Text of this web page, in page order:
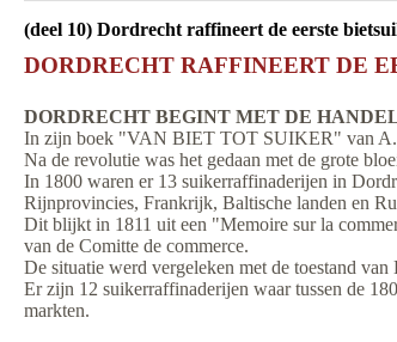
(deel 10) Dordrecht raffineert de eerste
DORDRECHT RAFFINEERT DE
DORDRECHT BEGINT MET DE
In zijn boek "VAN BIET TOT SUIKER" van A.
Na de revolutie was het gedaan met de grote
In 1800 waren er 13 suikerraffinaderijen in
Rijnprovincies, Frankrijk, Baltische landen en
Dit blijkt in 1811 uit een "Memoire sur la
van de Comitte de commerce.
De situatie werd vergeleken met de toestand
Er zijn 12 suikerraffinaderijen waar tussen de
markten.